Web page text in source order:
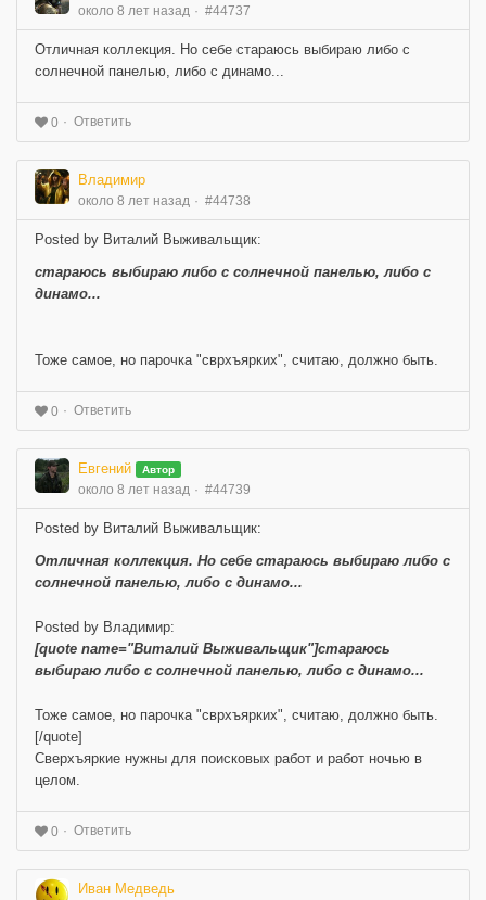
около 8 лет назад #44737
Отличная коллекция. Но себе стараюсь выбираю либо с
солнечной панелью, либо с динамо...
0 Ответить
Владимир
около 8 лет назад #44738
Posted by Виталий Выживальщик:
стараюсь выбираю либо с солнечной панелью, либо с
динамо...
Тоже самое, но парочка "сврхъярких", считаю, должно быть.
0 Ответить
Евгений Автор
около 8 лет назад #44739
Posted by Виталий Выживальщик:
Отличная коллекция. Но себе стараюсь выбираю либо с
солнечной панелью, либо с динамо...
Posted by Владимир:
[quote name="Виталий Выживальщик"]стараюсь
выбираю либо с солнечной панелью, либо с динамо...
Тоже самое, но парочка "сврхъярких", считаю, должно быть.
[/quote]
Сверхъяркие нужны для поисковых работ и работ ночью в
целом.
0 Ответить
Иван Медведь